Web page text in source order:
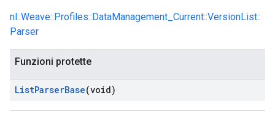
nl::Weave::Profiles::DataManagement_Current::VersionList::
Parser
Funzioni protette
ListParserBase(void)